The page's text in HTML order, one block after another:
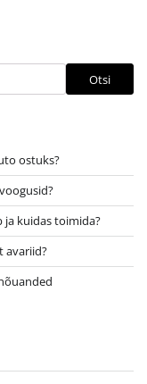
Otsi
ostuks?
ja kuidas toimida?
avariid?